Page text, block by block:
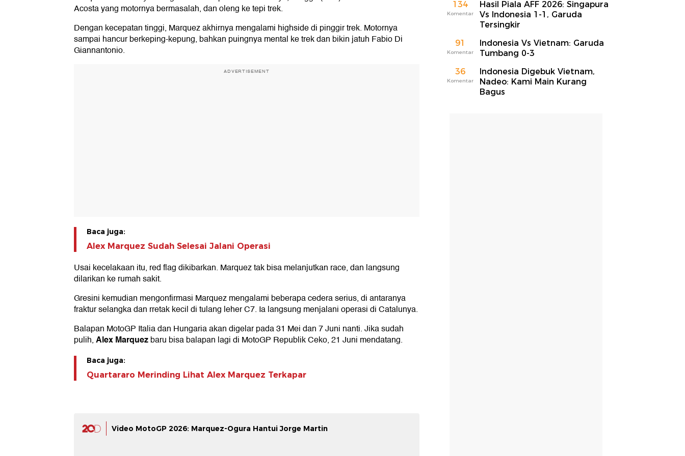
Acosta yang motornya bermasalah, dan oleng ke tepi trek.
Dengan kecepatan tinggi, Marquez akhirnya mengalami highside di pinggir trek. Motornya
sampai hancur berkeping-kepung, bahkan puingnya mental ke trek dan bikin jatuh Fabio Di
Giannantonio.
ADVERTISEMENT
Baca juga:
Alex Marquez Sudah Selesai Jalani Operasi
Usai kecelakaan itu, red flag dikibarkan. Marquez tak bisa melanjutkan race, dan langsung
dilarikan ke rumah sakit.
Gresini kemudian mengonfirmasi Marquez mengalami beberapa cedera serius, di antaranya
fraktur selangka dan rretak kecil di tulang leher C7. Ia langsung menjalani operasi di Catalunya.
Balapan MotoGP Italia dan Hungaria akan digelar pada 31 Mei dan 7 Juni nanti. Jika sudah
pulih,Alex Marquezbaru bisa balapan lagi di MotoGP Republik Ceko, 21 Juni mendatang.
Baca juga:
Quartararo Merinding Lihat Alex Marquez Terkapar
Video MotoGP 2026: Marquez-Ogura Hantui Jorge Martin
134
Komentar
Hasil Piala AFF 2026: Singapura
Vs Indonesia 1-1, Garuda
Tersingkir
91
Komentar
Indonesia Vs Vietnam: Garuda
Tumbang 0-3
36
Komentar
Indonesia Digebuk Vietnam,
Nadeo: Kami Main Kurang
Bagus